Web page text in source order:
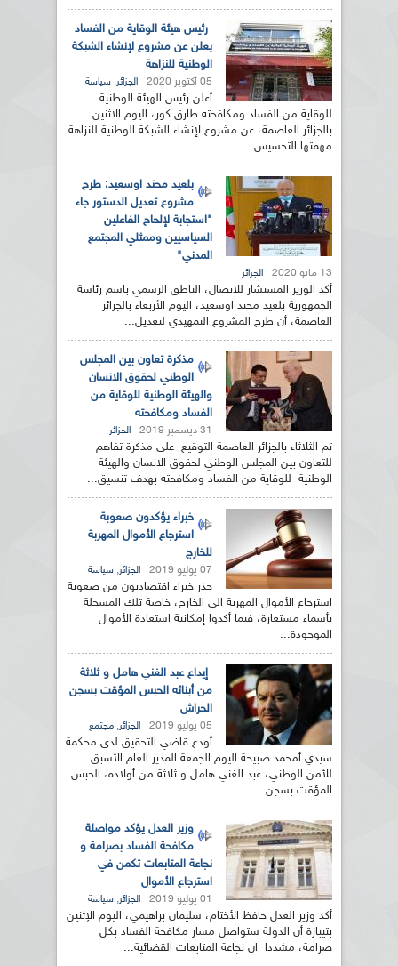
رئيس هيئة الوقاية من الفساد
يعلن عن مشروع لإنشاء الشبكة
الوطنية للنزاهة
05 أكتوبر 2020 الجزائر, سياسة
أعلن رئيس الهيئة الوطنية
للوقاية من الفساد ومكافحته طارق كور، اليوم الاثنين
بالجزائر العاصمة، عن مشروع لإنشاء الشبكة الوطنية للنزاهة
مهمتها التحسيس...
بلعيد محند اوسعيد: طرح
مشروع تعديل الدستور جاء
"استجابة لإلحاح الفاعلين
السياسيين وممثلي المجتمع
المدني"
13 مايو 2020 الجزائر
أكد الوزير المستشار للاتصال، الناطق الرسمي باسم رئاسة
الجمهورية بلعيد محند اوسعيد، اليوم الأربعاء بالجزائر
العاصمة، أن طرح المشروع التمهيدي لتعديل...
مذكرة تعاون بين المجلس
الوطني لحقوق الانسان
والهيئة الوطنية للوقاية من
الفساد ومكافحته
31 ديسمبر 2019 الجزائر
تم الثلاثاء بالجزائر العاصمة التوقيع على مذكرة تفاهم
للتعاون بين المجلس الوطني لحقوق الانسان والهيئة
الوطنية للوقاية من الفساد ومكافحته بهدف تنسيق...
خبراء يؤكدون صعوبة
استرجاع الأموال المهربة
للخارج
07 يوليو 2019 الجزائر, سياسة
حذر خبراء اقتصاديون من صعوبة
استرجاع الأموال المهربة الى الخارج، خاصة تلك المسجلة
بأسماء مستعارة، فيما أكدوا إمكانية استعادة الأموال
الموجودة...
إيداع عبد الغني هامل و ثلاثة
من أبنائه الحبس المؤقت بسجن
الحراش
05 يوليو 2019 الجزائر, مجتمع
أودع قاضي التحقيق لدى محكمة
سيدي أمحمد صبيحة اليوم الجمعة المدير العام الأسبق
للأمن الوطني، عبد الغني هامل و ثلاثة من أولاده، الحبس
المؤقت بسجن...
وزير العدل يؤكد مواصلة
مكافحة الفساد بصرامة و
نجاعة المتابعات تكمن في
استرجاع الأموال
01 يوليو 2019 الجزائر, سياسة
أكد وزير العدل حافظ الأختام، سليمان براهيمي، اليوم الإثنين
بتيبازة أن الدولة ستواصل مسار مكافحة الفساد بكل
صرامة، مشددا ان نجاعة المتابعات القضائية...